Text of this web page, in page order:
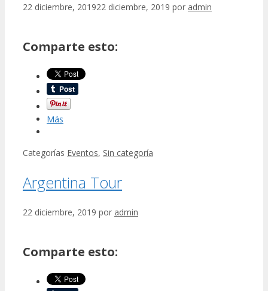
22 diciembre, 201922 diciembre, 2019 por admin
Comparte esto:
Más
Categorías Eventos, Sin categoría
Argentina Tour
22 diciembre, 2019 por admin
Comparte esto: